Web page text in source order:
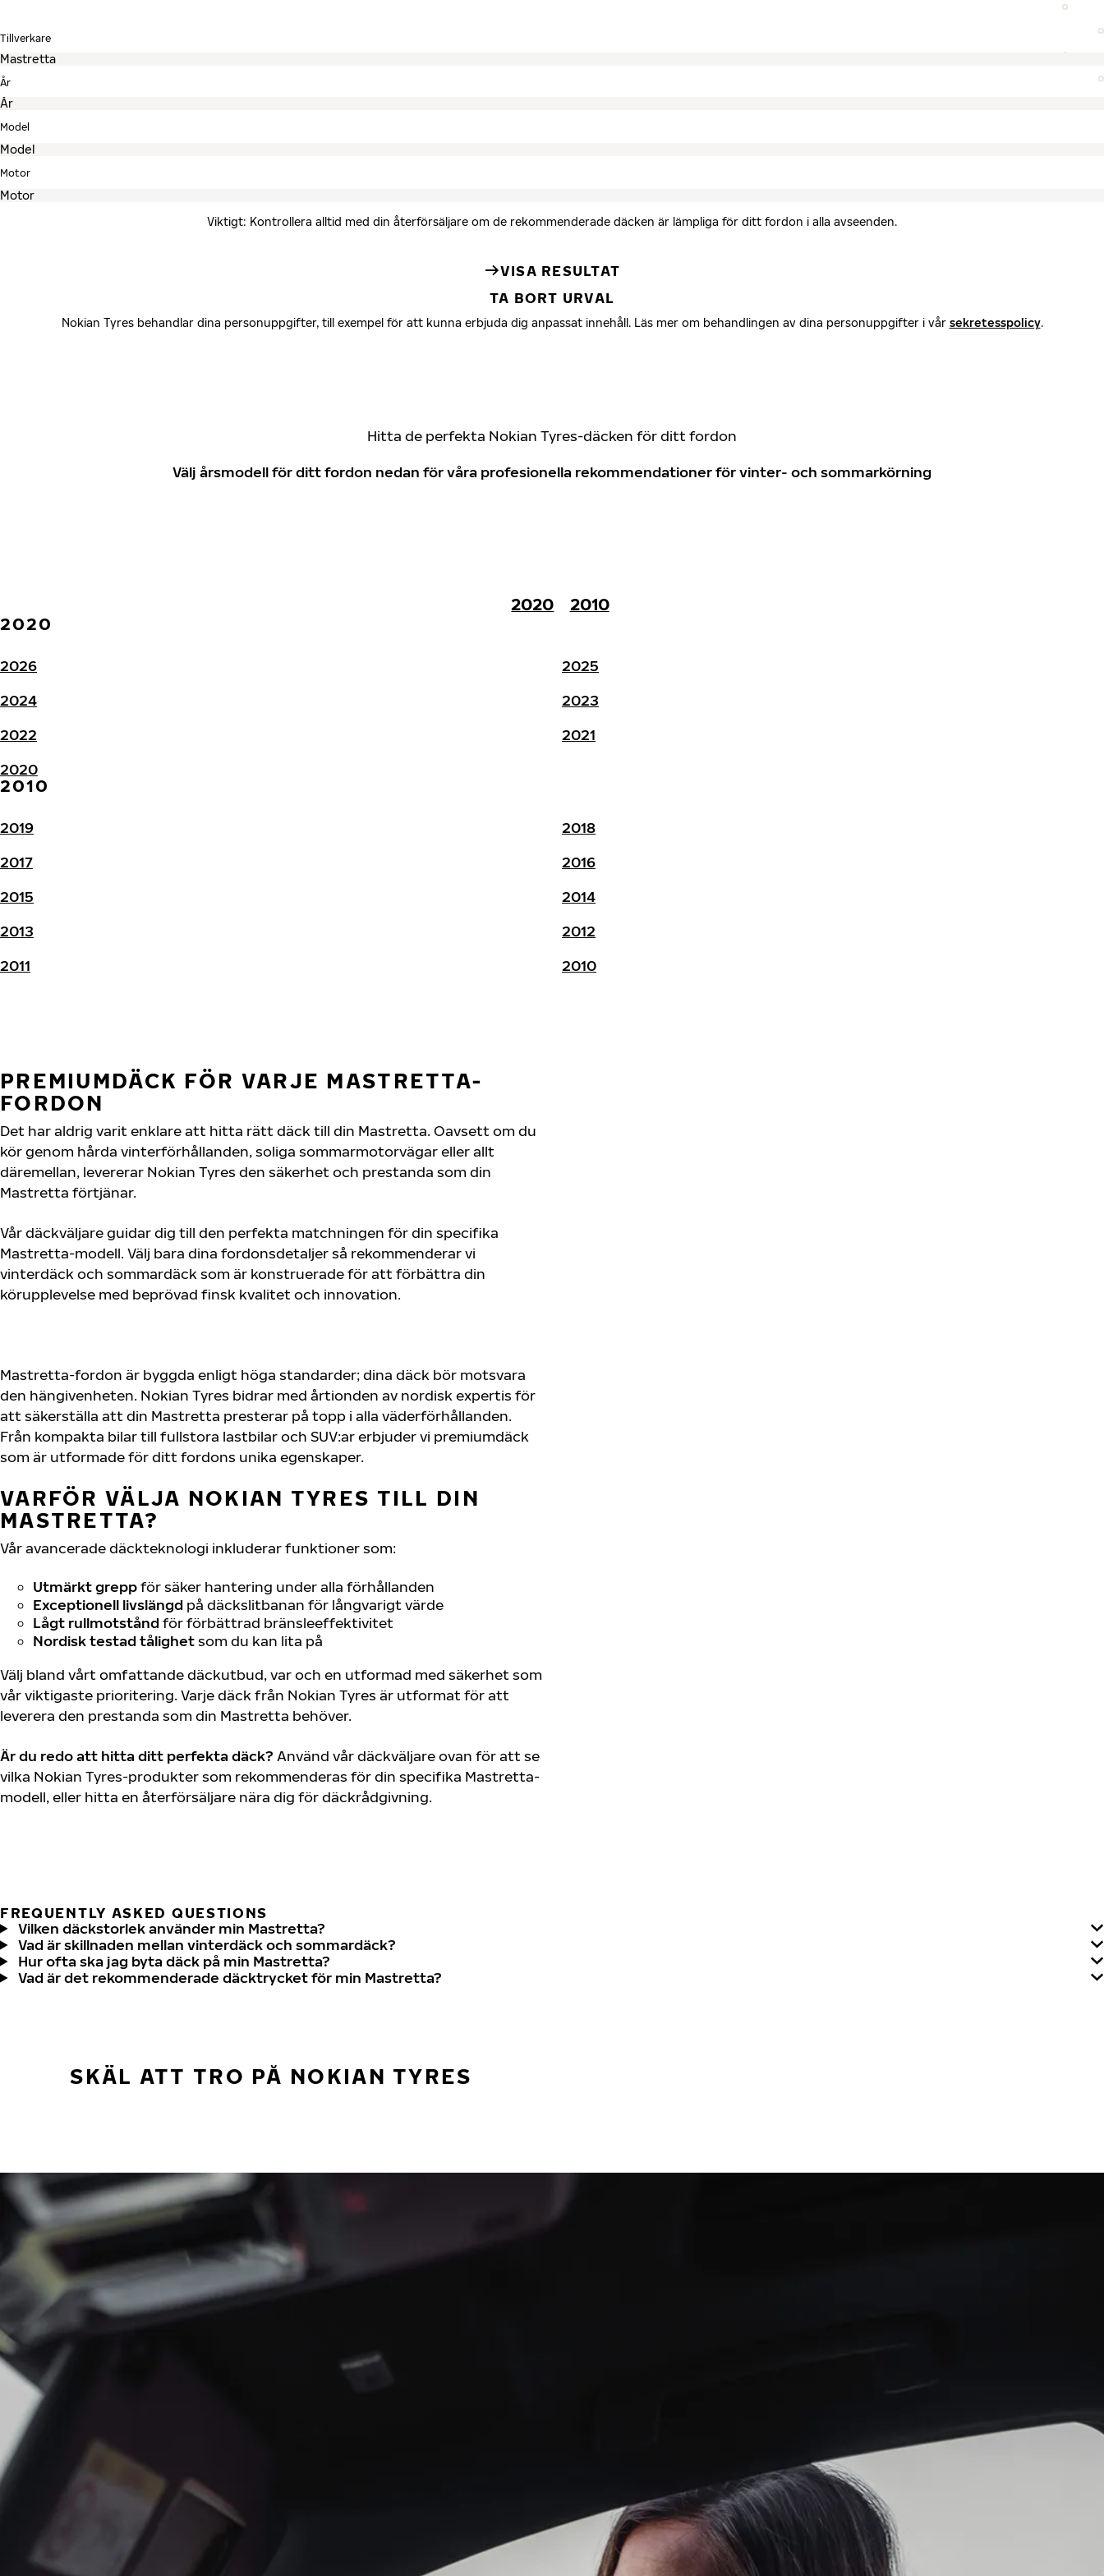
Tillverkare
År
Model
Motor
Viktigt: Kontrollera alltid med din återförsäljare om de rekommenderade däcken är lämpliga för ditt fordon i alla avseenden.
VISA RESULTAT
TA BORT URVAL
Nokian Tyres behandlar dina personuppgifter, till exempel för att kunna erbjuda dig anpassat innehåll. Läs mer om behandlingen av dina personuppgifter i vår sekretesspolicy.
Hitta de perfekta Nokian Tyres-däcken för ditt fordon
Välj årsmodell för ditt fordon nedan för våra profesionella rekommendationer för vinter- och sommarkörning
2020
2010
2020
2026
2025
2024
2023
2022
2021
2020
2010
2019
2018
2017
2016
2015
2014
2013
2012
2011
2010
PREMIUMDÄCK FÖR VARJE MASTRETTA-
FORDON
Det har aldrig varit enklare att hitta rätt däck till din Mastretta. Oavsett om du
kör genom hårda vinterförhållanden, soliga sommarmotorvägar eller allt
däremellan, levererar Nokian Tyres den säkerhet och prestanda som din
Mastretta förtjänar.
Vår däckväljare guidar dig till den perfekta matchningen för din specifika
Mastretta-modell. Välj bara dina fordonsdetaljer så rekommenderar vi
vinterdäck och sommardäck som är konstruerade för att förbättra din
körupplevelse med beprövad finsk kvalitet och innovation.
Mastretta-fordon är byggda enligt höga standarder; dina däck bör motsvara
den hängivenheten. Nokian Tyres bidrar med årtionden av nordisk expertis för
att säkerställa att din Mastretta presterar på topp i alla väderförhållanden.
Från kompakta bilar till fullstora lastbilar och SUV:ar erbjuder vi premiumdäck
som är utformade för ditt fordons unika egenskaper.
VARFÖR VÄLJA NOKIAN TYRES TILL DIN
MASTRETTA?
Vår avancerade däckteknologi inkluderar funktioner som:
Utmärkt greppför säker hantering under alla förhållanden
Exceptionell livslängd på däckslitbanan för långvarigt värde
Lågt rullmotstånd för förbättrad bränsleeffektivitet
Nordisk testad tålighetsom du kan lita på
Välj bland vårt omfattande däckutbud, var och en utformad med säkerhet som
vår viktigaste prioritering. Varje däck från Nokian Tyres är utformat för att
leverera den prestanda som din Mastretta behöver.
Är du redo att hitta ditt perfekta däck? Använd vår däckväljare ovan för att se
vilka Nokian Tyres-produkter som rekommenderas för din specifika Mastretta-
modell, eller hitta en återförsäljare nära dig för däckrådgivning.
FREQUENTLY ASKED QUESTIONS
Vilken däckstorlek använder min Mastretta?
Vad är skillnaden mellan vinterdäck och sommardäck?
Hur ofta ska jag byta däck på min Mastretta?
Vad är det rekommenderade däcktrycket för min Mastretta?
SKÄL ATT TRO PÅ NOKIAN TYRES